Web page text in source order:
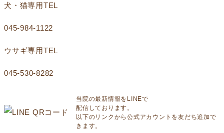
犬・猫専用TEL
045-984-1122
ウサギ専用TEL
045-530-8282
当院の最新情報をLINEで
配信しております。
以下のリンクから公式アカウントを友だち追加で
きます。